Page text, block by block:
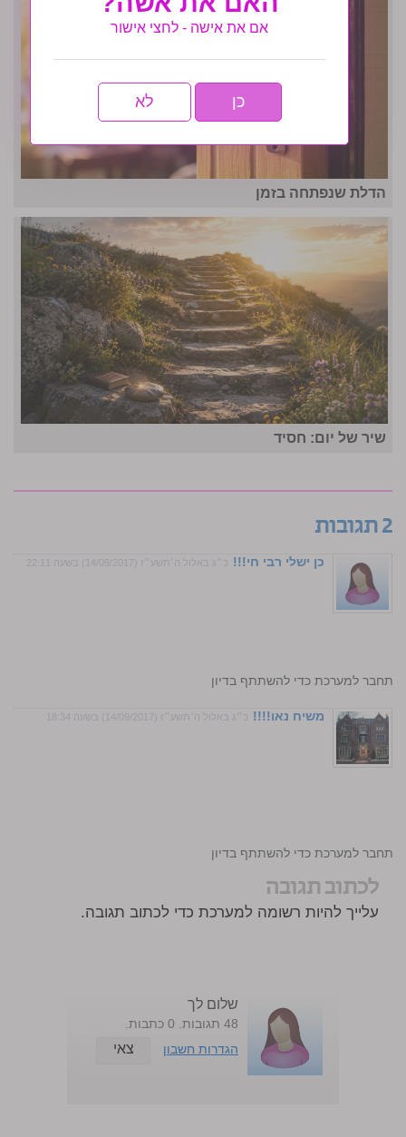
הדלת שנפתחה בזמן
שיר של יום: חסיד
2 תגובות
כן ישלי רבי חי!!! כ״ג באלול ה׳תשע״ז (14/09/2017) בשעה 22:11
התחבר למערכת כדי להשתתף בדיון
משיח נאו!!!! כ״ג באלול ה׳תשע״ז (14/09/2017) בשעה 18:34
התחבר למערכת כדי להשתתף בדיון
לכתוב תגובה
עלייך להיות רשומה למערכת כדי לכתוב תגובה.
שלום לך
48 תגובות. 0 כתבות.
הגדרות חשבון
צאי
אם את אישה - לחצי אישור
כן לא